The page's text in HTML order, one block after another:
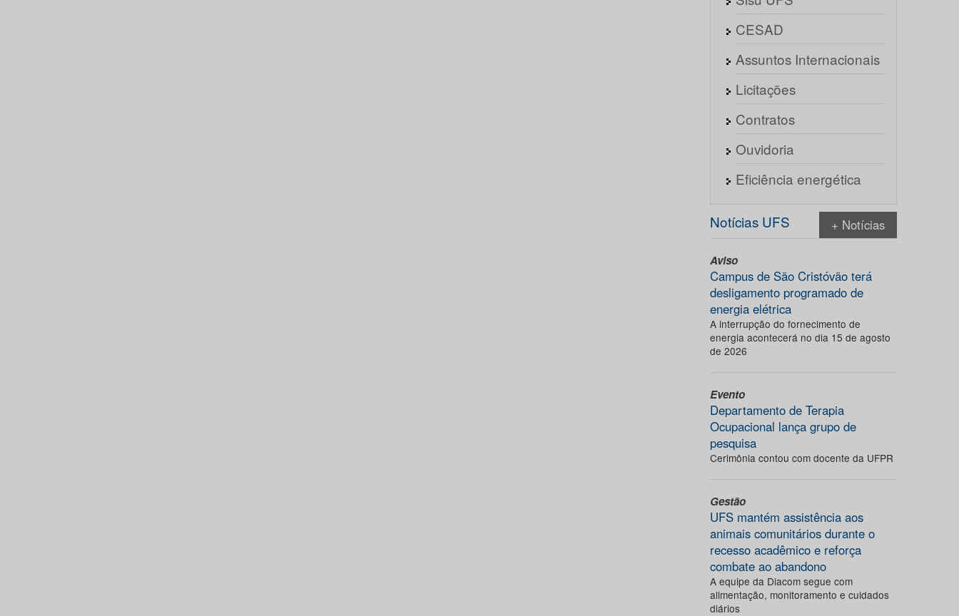
CESAD
Assuntos Internacionais
Licitações
Contratos
Ouvidoria
Eficiência energética
Notícias UFS + Notícias
Aviso
Campus de São Cristóvão terá
desligamento programado de
energia elétrica
A interrupção do fornecimento de
energia acontecerá no dia 15 de agosto
de 2026
Evento
Departamento de Terapia
Ocupacional lança grupo de
pesquisa
Cerimônia contou com docente da UFPR
Gestão
UFS mantém assistência aos
animais comunitários durante o
recesso acadêmico e reforça
combate ao abandono
A equipe da Diacom segue com
alimentação, monitoramento e cuidados
diários